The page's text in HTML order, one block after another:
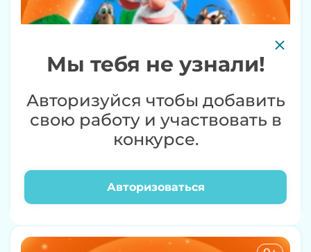
Мы тебя не узнали!
Авторизуйся чтобы добавить
свою работу и участвовать в
конкурсе.
Авторизоваться
Буба